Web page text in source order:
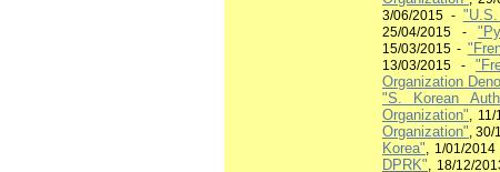
3/06/2015 -
25/04/2015 -
15/03/2015 -
13/03/2015 -
Organization
"S. Korean
Organization", 11/
Organization", 30/
Korea", 1/01/
DPRK", 18/12/